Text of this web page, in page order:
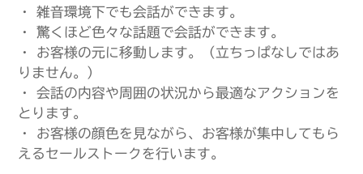
・ 雑音環境下でも会話ができます。
・ 驚くほど色々な話題で会話ができます。
・ お客様の元に移動します。（立ちっぱなしではあ
りません。）
・ 会話の内容や周囲の状況から最適なアクションを
とります。
・ お客様の顔色を見ながら、お客様が集中してもら
えるセールストークを行います。